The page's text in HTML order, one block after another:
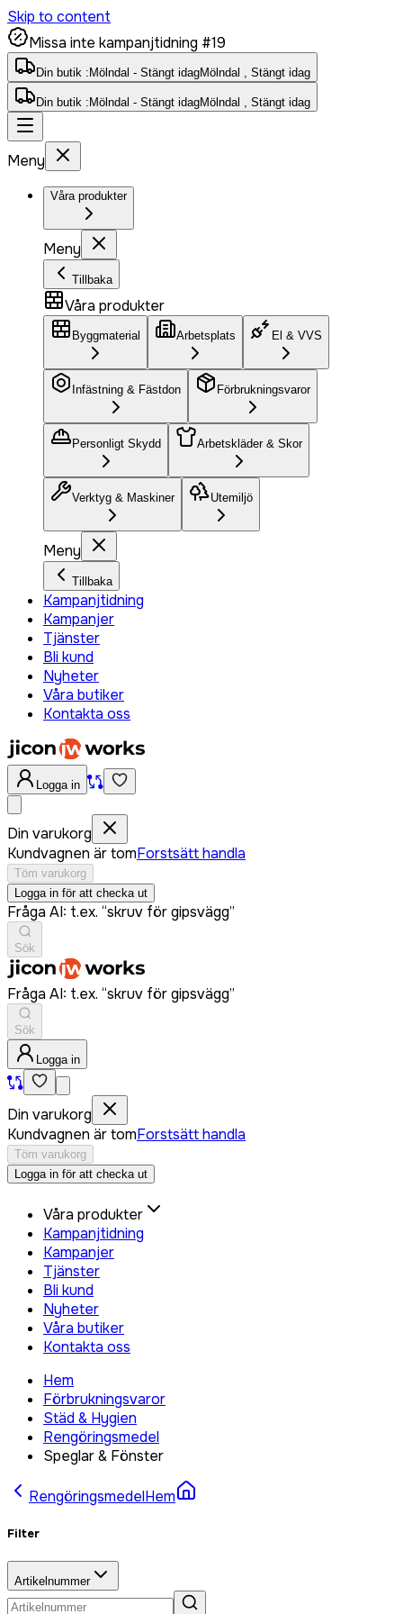
Skip to content
Missa inte kampanjtidning #19
Din butik : Mölndal - Stängt idagMölndal , Stängt idag
Din butik : Mölndal - Stängt idagMölndal , Stängt idag
Meny
Våra produkter
Meny
Tillbaka
Våra produkter
Byggmaterial Arbetsplats El & VVS
Infästning & Fästdon Förbrukningsvaror
Personligt Skydd Arbetskläder & Skor
Verktyg & Maskiner Utemiljö
Meny
Tillbaka
Kampanjtidning
Kampanjer
Tjänster
Bli kund
Nyheter
Våra butiker
Kontakta oss
Logga in
Din varukorg
Kundvagnen är tomForstsätt handla
Töm varukorg
Logga in för att checka ut
Fråga AI: t.ex. “skruv för gipsvägg”
Sök
Fråga AI: t.ex. “skruv för gipsvägg”
Sök
Logga in
Din varukorg
Kundvagnen är tomForstsätt handla
Töm varukorg
Logga in för att checka ut
Våra produkter
Kampanjtidning
Kampanjer
Tjänster
Bli kund
Nyheter
Våra butiker
Kontakta oss
Hem
Förbrukningsvaror
Städ & Hygien
Rengöringsmedel
Speglar & Fönster
RengöringsmedelHem
Filter
Artikelnummer